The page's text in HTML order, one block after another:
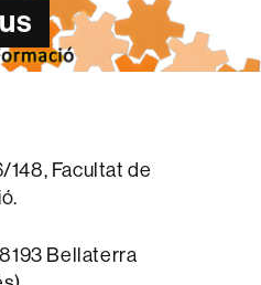
148, Facultat de
Bellaterra